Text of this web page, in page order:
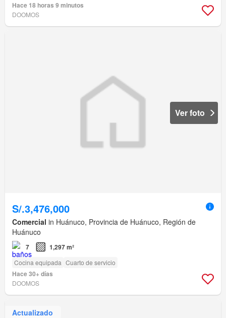
Hace 18 horas 9 minutos
DOOMOS
Ver foto
S/.3,476,000
Comercial in Huánuco, Provincia de Huánuco, Región de
Huánuco
7 1,297 m²
Cocina equipada Cuarto de servicio
Hace 30+ días
DOOMOS
Actualizado